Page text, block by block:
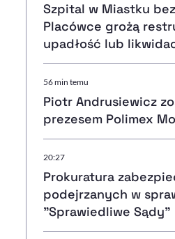
Szpital w Miastku bez
Placówce grożą
upadłość lub
56 min temu
Piotr Andrusiewicz
prezesem Polimex
20:27
Prokuratura
podejrzanych w
"Sprawiedliwe Sądy"